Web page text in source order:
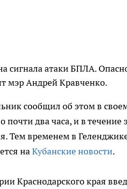
сигнала атаки БПЛА.
мэр Андрей Кравченко.
сообщил об этом в
почти два часа, и в
Тем временем в
наКубанские новости.
Краснодарского края